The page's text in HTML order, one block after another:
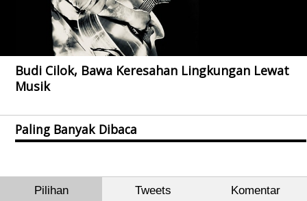
Budi Cilok, Bawa Keresahan Lingkungan Lewat
Musik
Paling Banyak Dibaca
Pilihan Tweets Komentar